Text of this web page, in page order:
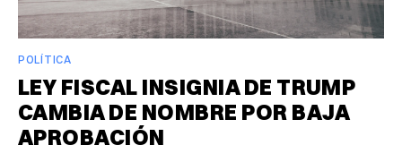
POLÍTICA
LEY FISCAL INSIGNIA DE TRUMP
CAMBIA DE NOMBRE POR BAJA
APROBACIÓN